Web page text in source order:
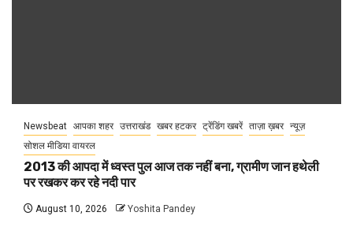
Newsbeat आपका शहर उत्तराखंड खबर हटकर ट्रेंडिंग खबरें ताज़ा ख़बर न्यूज़
सोशल मीडिया वायरल
2013 की आपदा में ध्वस्त पुल आज तक नहीं बना, ग्रामीण जान हथेली
पर रखकर कर रहे नदी पार
August 10, 2026 Yoshita Pandey